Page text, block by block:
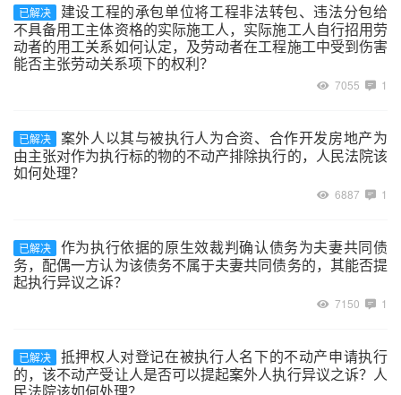
已解决
建设工程的承包单位将工程非法转包、违法分包给
不具备用工主体资格的实际施工人，实际施工人自行招用劳
动者的用工关系如何认定，及劳动者在工程施工中受到伤害
能否主张劳动关系项下的权利？
7055 1
已解决
案外人以其与被执行人为合资、合作开发房地产为
由主张对作为执行标的物的不动产排除执行的，人民法院该
如何处理？
6887 1
已解决
作为执行依据的原生效裁判确认债务为夫妻共同债
务，配偶一方认为该债务不属于夫妻共同债务的，其能否提
起执行异议之诉？
7150 1
已解决
抵押权人对登记在被执行人名下的不动产申请执行
的，该不动产受让人是否可以提起案外人执行异议之诉？人